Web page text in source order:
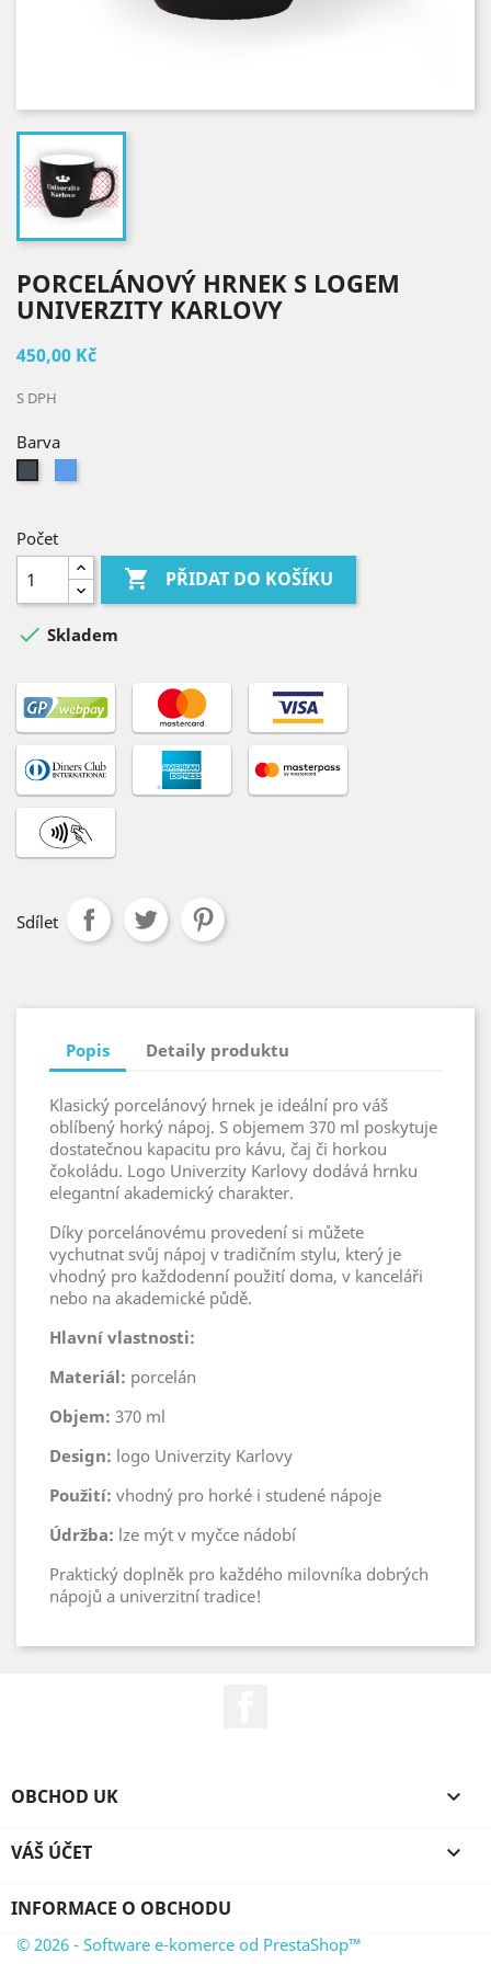
PORCELÁNOVÝ HRNEK S LOGEM
UNIVERZITY KARLOVY
450,00 Kč
S DPH
Barva
Počet
 PŘIDAT DO KOŠÍKU
 Skladem
Sdílet
Popis Detaily produktu
Klasický porcelánový hrnek je ideální pro váš
oblíbený horký nápoj. S objemem 370 ml poskytuje
dostatečnou kapacitu pro kávu, čaj či horkou
čokoládu. Logo Univerzity Karlovy dodává hrnku
elegantní akademický charakter.
Díky porcelánovému provedení si můžete
vychutnat svůj nápoj v tradičním stylu, který je
vhodný pro každodenní použití doma, v kanceláři
nebo na akademické půdě.
Hlavní vlastnosti:
Materiál: porcelán
Objem: 370 ml
Design: logo Univerzity Karlovy
Použití: vhodný pro horké i studené nápoje
Údržba: lze mýt v myčce nádobí
Praktický doplněk pro každého milovníka dobrých
nápojů a univerzitní tradice!
OBCHOD UK 
VÁŠ ÚČET 
INFORMACE O OBCHODU
© 2026 - Software e-komerce od PrestaShop™